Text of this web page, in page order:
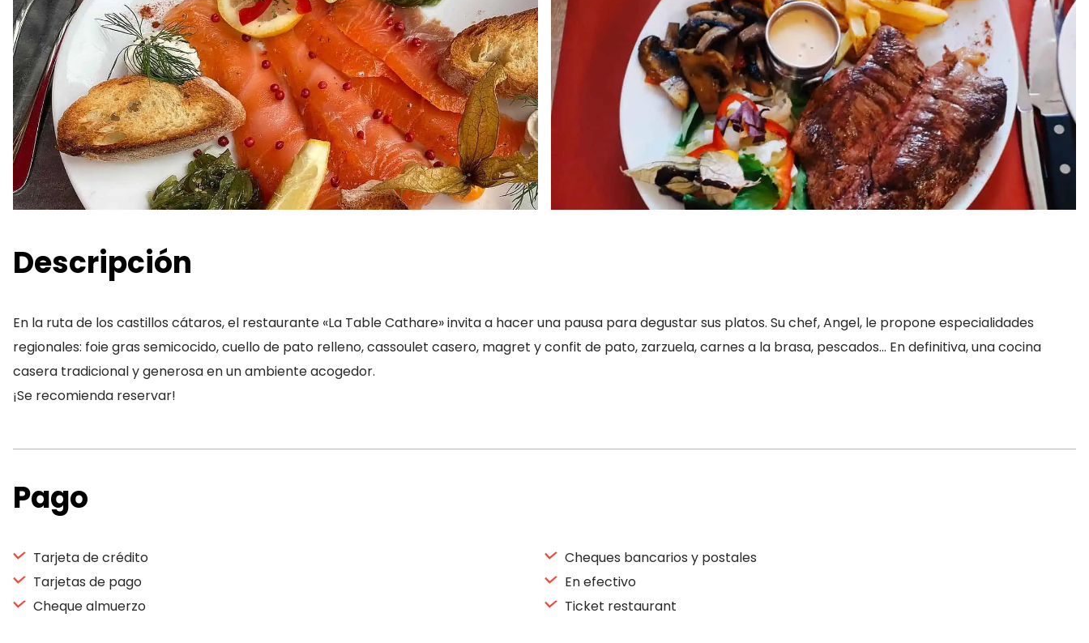
Descripción
En la ruta de los castillos cátaros, el restaurante «La Table Cathare» invita a hacer una pausa para degustar sus platos. Su chef, Angel, le propone especialidades
regionales: foie gras semicocido, cuello de pato relleno, cassoulet casero, magret y confit de pato, zarzuela, carnes a la brasa, pescados… En definitiva, una cocina
casera tradicional y generosa en un ambiente acogedor.
¡Se recomienda reservar!
Pago
Tarjeta de crédito
Tarjetas de pago
Cheque almuerzo
Cheques bancarios y postales
En efectivo
Ticket restaurant